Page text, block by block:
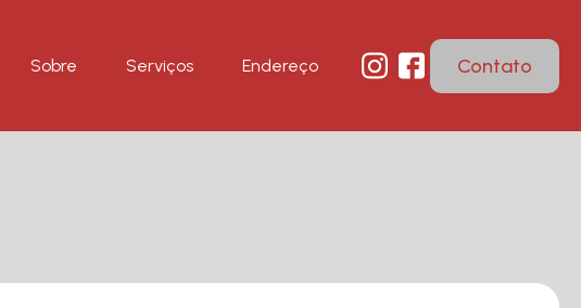
Sobre Serviços Endereço Contato